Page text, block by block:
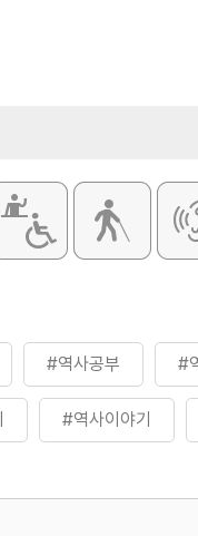
#역사공부 #
#역사이야기